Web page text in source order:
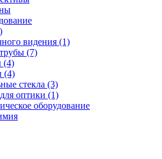
видения (1)
(7)
(4)
(4)
стекла (3)
оптики (1)
оборудование